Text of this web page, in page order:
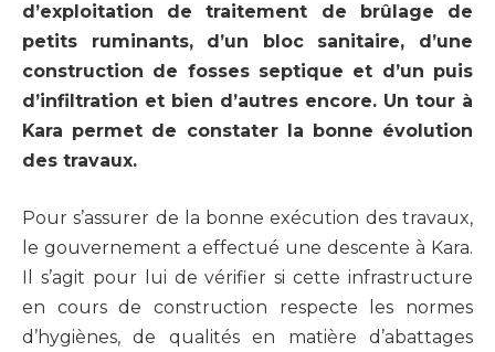
d’exploitation de traitement de brûlage de
petits ruminants, d’un bloc sanitaire, d’une
construction de fosses septique et d’un puis
d’infiltration et bien d’autres encore. Un tour à
Kara permet de constater la bonne évolution
des travaux.
Pour s’assurer de la bonne exécution des travaux,
le gouvernement a effectué une descente à Kara.
Il s’agit pour lui de vérifier si cette infrastructure
en cours de construction respecte les normes
d’hygiènes, de qualités en matière d’abattages